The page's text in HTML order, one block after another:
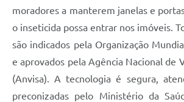
moradores a manterem janelas e
o inseticida possa entrar nos imóveis.
são indicados pela Organização
e aprovados pela Agência Nacional de
(Anvisa). A tecnologia é segura,
preconizadas pelo Ministério da